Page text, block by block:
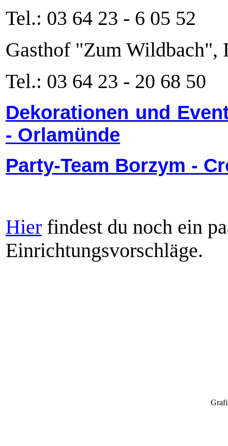
Tel.: 03 64 23 - 6 05 52
Gasthof "Zum Wildbach",
Tel.: 03 64 23 - 20 68 50
Dekorationen und
- Orlamünde
Party-Team Borzym -
Hier findest du noch ein
Einrichtungsvorschläge.